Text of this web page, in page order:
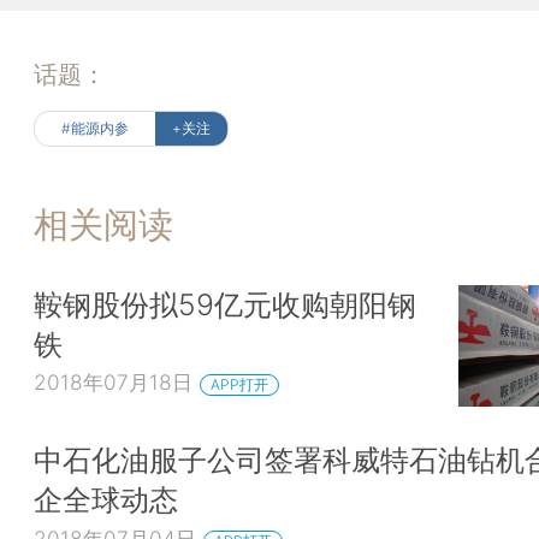
话题：
#能源内参 +关注
相关阅读
鞍钢股份拟59亿元收购朝阳钢
铁
2018年07月18日 APP打开
中石化油服子公司签署科威特石油钻机
企全球动态